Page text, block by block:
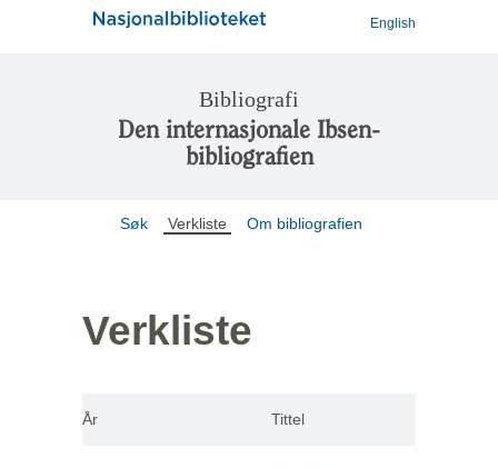
English
Bibliografi
Den internasjonale Ibsen-
bibliografien
Søk Verkliste Om bibliografien
Verkliste
År Tittel